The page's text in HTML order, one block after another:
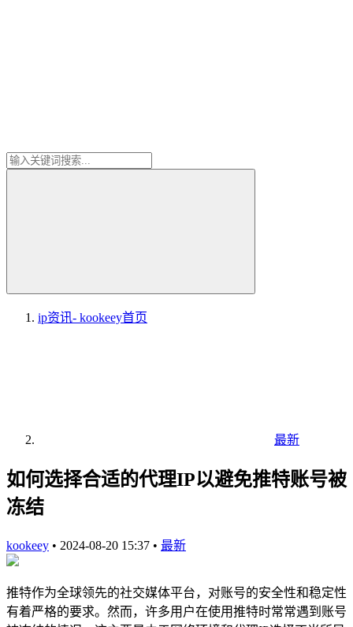
ip资讯- kookeey首页
最新
如何选择合适的代理IP以避免推特账号被
冻结
kookeey • 2024-08-20 15:37 • 最新
推特作为全球领先的社交媒体平台，对账号的安全性和稳定性
有着严格的要求。然而，许多用户在使用推特时常常遇到账号